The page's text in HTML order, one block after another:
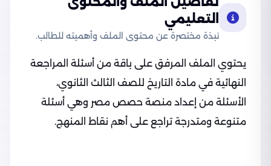
التعليمي
نبذة مختصرة عن محتوى الملف وأهميته للطالب.
يحتوي الملف المرفق على باقة من أسئلة المراجعة
النهائية في مادة التاريخ للصف الثالث الثانوي،
الأسئلة من إعداد منصة حصص مصر وهي أسئلة
متنوعة ومتدرجة تراجع على أهم نقاط المنهج.